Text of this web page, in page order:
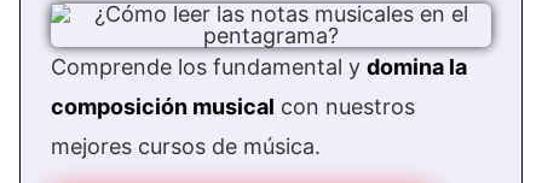
Comprende los fundamental y domina la
composición musical con nuestros
mejores cursos de música.